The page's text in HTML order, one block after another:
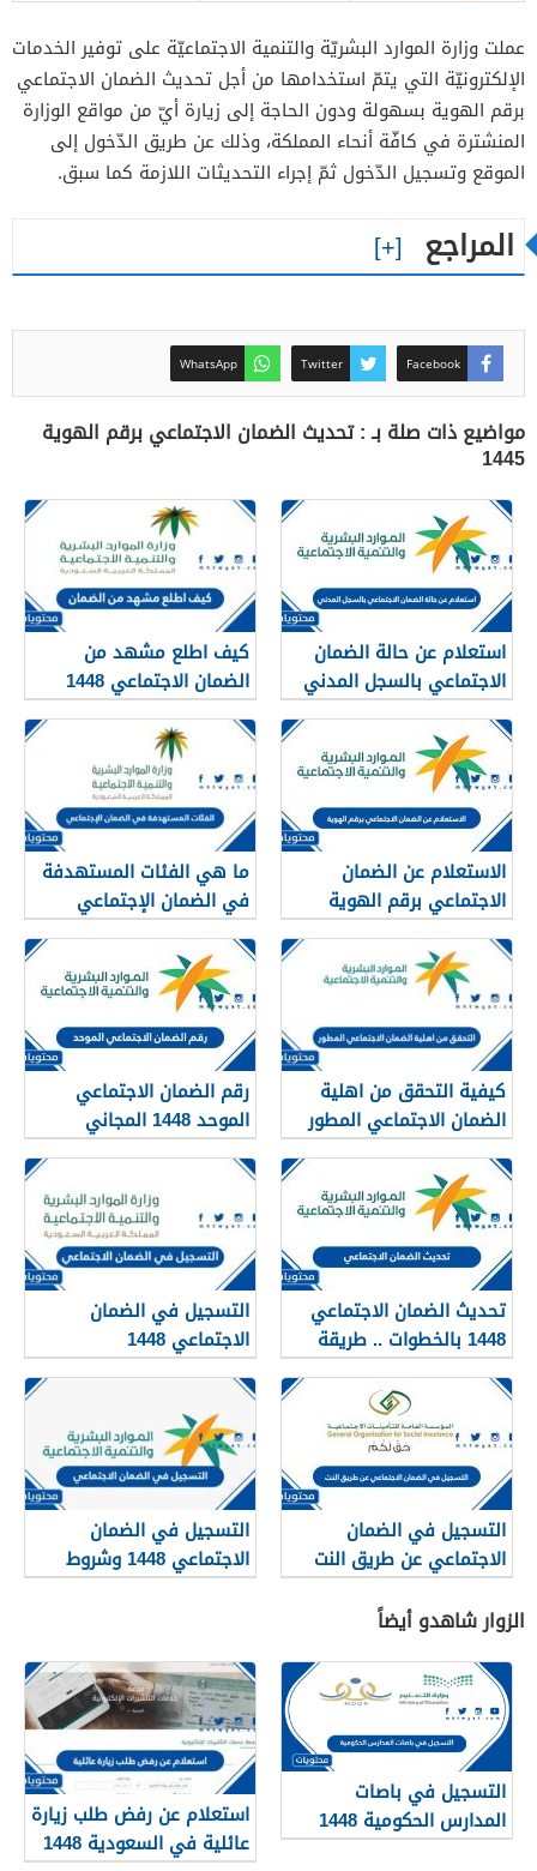
عملت وزارة الموارد البشريّة والتنمية الاجتماعيّة على توفير الخدمات
الإلكترونيّة التي يتمّ استخدامها من أجل تحديث الضمان الاجتماعي
برقم الهوية بسهولة ودون الحاجة إلى زيارة أيّ من مواقع الوزارة
المنشترة في كافّة أنحاء المملكة، وذلك عن طريق الدّخول إلى
الموقع وتسجيل الدّخول ثمّ إجراء التحديثات اللازمة كما سبق.
المراجع
Facebook
Twitter
WhatsApp
مواضيع ذات صلة بـ : تحديث الضمان الاجتماعي برقم الهوية
1445
استعلام عن حالة الضمان
الاجتماعي بالسجل المدني
1448
كيف اطلع مشهد من
الضمان الاجتماعي 1448
الاستعلام عن الضمان
الاجتماعي برقم الهوية
1448
ما هي الفئات المستهدفة
في الضمان الإجتماعي
الجديد 1448
كيفية التحقق من اهلية
الضمان الاجتماعي المطور
1448
رقم الضمان الاجتماعي
الموحد 1448 المجاني
للتواصل مع وزارة العمل
تحديث الضمان الاجتماعي
1448 بالخطوات .. طريقة
وشروط التسجيل في
الضمان الاجتماعي
التسجيل في الضمان
الاجتماعي 1448
التسجيل في الضمان
الاجتماعي عن طريق النت
1448
التسجيل في الضمان
الاجتماعي 1448 وشروط
التقديم والفئات المستحقة
الزوار شاهدو أيضاً
التسجيل في باصات
المدارس الحكومية 1448
استعلام عن رفض طلب زيارة
عائلية في السعودية 1448